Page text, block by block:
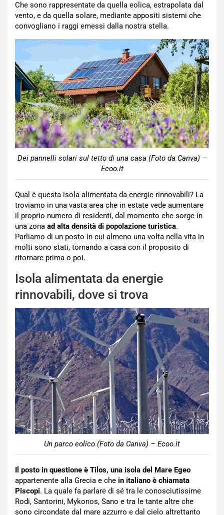
Che sono rappresentate da quella eolica, estrapolata dal
vento, e da quella solare, mediante appositi sistemi che
convogliano i raggi emessi dalla nostra stella.
Dei pannelli solari sul tetto di una casa (Foto da Canva) –
Ecoo.it
Qual è questa isola alimentata da energie rinnovabili? La
troviamo in una vasta area che in estate vede aumentare
il proprio numero di residenti, dal momento che sorge in
una zona ad alta densità di popolazione turistica.
Parliamo di un posto in cui almeno una volta nella vita in
molti sono stati, tornando a casa con il proposito di
ritornare prima o poi.
Isola alimentata da energie
rinnovabili, dove si trova
Un parco eolico (Foto da Canva) – Ecoo.it
Il posto in questione è Tilos, una isola del Mare Egeo
appartenente alla Grecia e che in italiano è chiamata
Piscopi. La quale fa parlare di sé tra le conosciutissime
Rodi, Santorini, Mykonos, Sano e tra le tante altre che
sono circondate dal mare azzurro e dal cielo altrettanto